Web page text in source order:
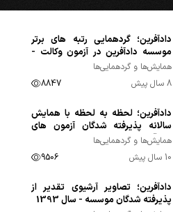
دادآفرین؛ گردهمایی رتبه های برتر
موسسه دادآفرین در آزمون وکالت -
سال 1396
همایش‌ها و گردهمایی‌ها
8 سال پیش
8847
دادآفرین؛ لحظه به لحظه با همایش
سالانه پذیرفته شدگان آزمون های
حقوقی موسسه - سال 1394
همایش‌ها و گردهمایی‌ها
10 سال پیش
9506
دادآفرین؛ تصاویر آرشیوی تقدیر از
پذیرفته شدگان موسسه - سال 1393